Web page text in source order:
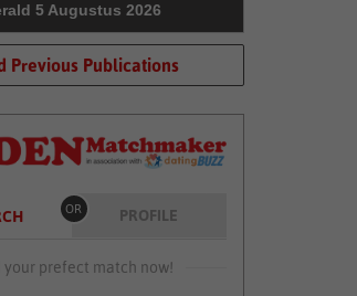
5 Augustus 2026
Previous Publications
OR PROFILE
your prefect match now!